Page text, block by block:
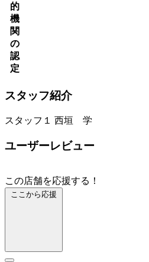
的
機
関
の
認
定
スタッフ紹介
スタッフ１ 西垣 学
ユーザーレビュー
この店舗を応援する！
ここから応援